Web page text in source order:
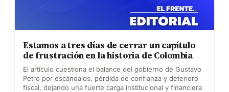
Estamos a tres días de cerrar un capítulo
de frustración en la historia de Colombia
El artículo cuestiona el balance del gobierno de Gustavo
Petro por escándalos, pérdida de confianza y deterioro
fiscal, dejando una fuerte carga institucional y financiera